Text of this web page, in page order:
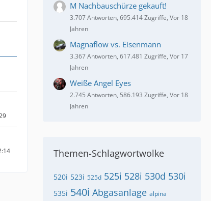
M Nachbauschürze gekauft!
3.707 Antworten, 695.414 Zugriffe, Vor 18
Jahren
Magnaflow vs. Eisenmann
3.367 Antworten, 617.481 Zugriffe, Vor 17
Jahren
Weiße Angel Eyes
2.745 Antworten, 586.193 Zugriffe, Vor 18
Jahren
Themen-Schlagwortwolke
520i 523i 525d 525i 528i 530d 530i
535i 540i Abgasanlage alpina